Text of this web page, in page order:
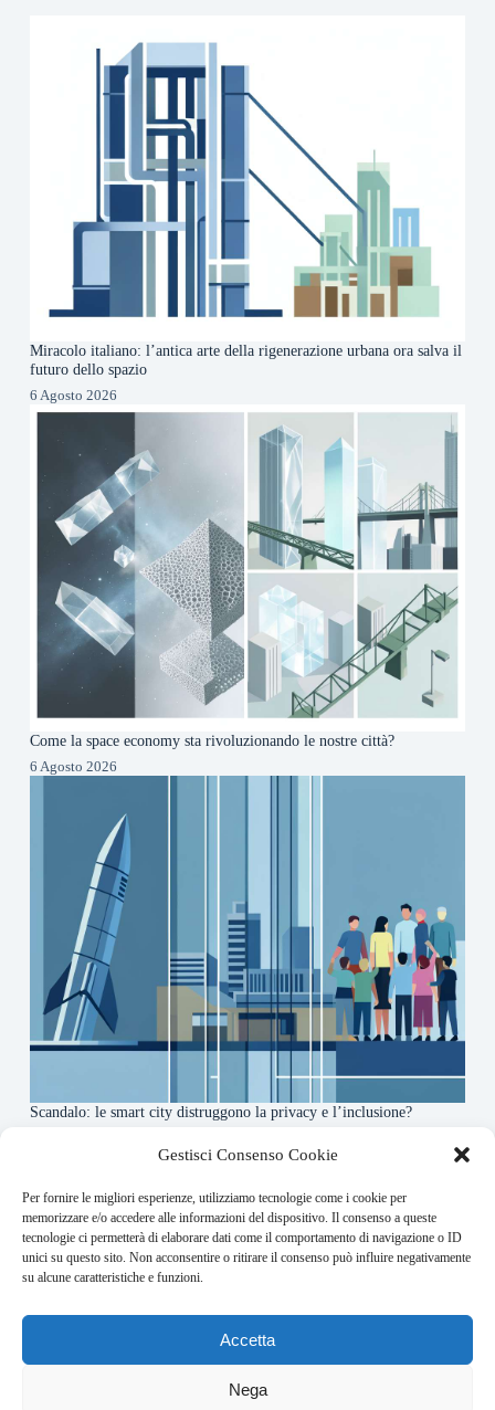
Gestisci Consenso Cookie
Per fornire le migliori esperienze, utilizziamo tecnologie come i cookie per
memorizzare e/o accedere alle informazioni del dispositivo. Il consenso a queste
tecnologie ci permetterà di elaborare dati come il comportamento di navigazione o ID
unici su questo sito. Non acconsentire o ritirare il consenso può influire negativamente
su alcune caratteristiche e funzioni.
Accetta
Nega
Miracolo italiano: l’antica arte della rigenerazione urbana ora salva il
futuro dello spazio
6 Agosto 2026
Come la space economy sta rivoluzionando le nostre città?
6 Agosto 2026
Scandalo: le smart city distruggono la privacy e l’inclusione?
About this website
Orbitare ogni giorno trova per te le notizie più rilevanti in
ambito space economy.
Address:
VIA USODIMARE 3 - 37138 - VERONA (VR)
redazione@bullet-network.com